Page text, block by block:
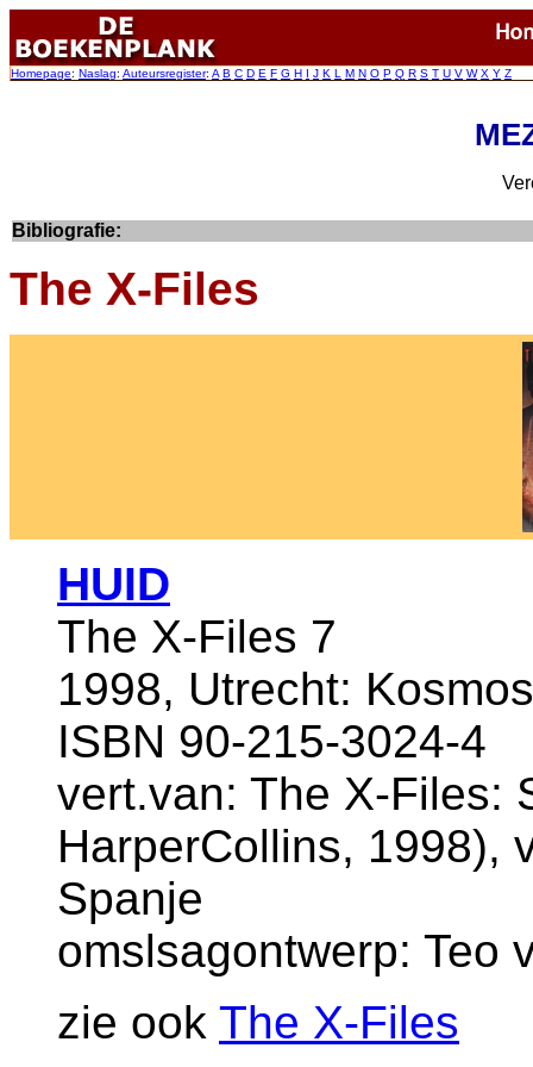
Homepage: Naslag: Auteursregister: A B C D E F G H I J K L M N O P Q R S T U V W X Y Z
Bibliografie:
The X-Files
HUID
The X-Files 7
1998, Utrecht:
ISBN 90-215-3024-4
vert.van: The X-Files:
HarperCollins, 1998),
Spanje
omslsagontwerp: Teo
zie ook The X-Files